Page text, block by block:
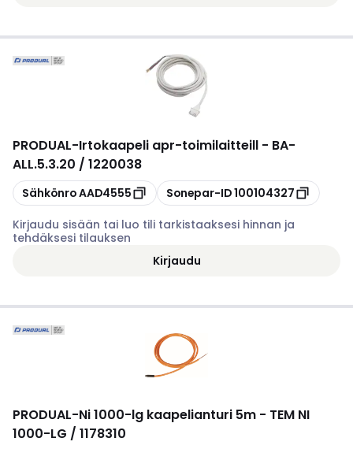
PRODUAL-Irtokaapeli apr-toimilaitteill - BA-
ALL.5.3.20 / 1220038
Kopioi
SähkönroAAD4555 Kopioi
Sonepar-ID100104327
Kirjaudu sisään tai luo tili tarkistaaksesi hinnan ja
tehdäksesi tilauksen
Kirjaudu
PRODUAL-Ni 1000-lg kaapelianturi 5m - TEM NI
1000-LG / 1178310